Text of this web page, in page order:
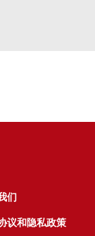
们
议和隐私政策